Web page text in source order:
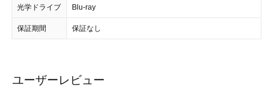
光学ドライブ Blu-ray
保証期間 保証なし
ユーザーレビュー